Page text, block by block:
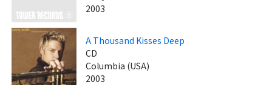
2003
A Thousand Kisses Deep
CD
Columbia (USA)
2003